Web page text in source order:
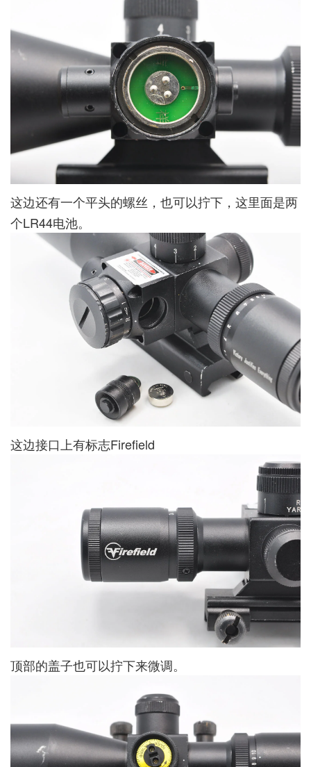
这边还有一个平头的螺丝，也可以拧下，这里面是两
个LR44电池。
这边接口上有标志Firefield
顶部的盖子也可以拧下来微调。